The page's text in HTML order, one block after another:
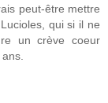
peut-être mettre
qui si il ne
un crève coeur